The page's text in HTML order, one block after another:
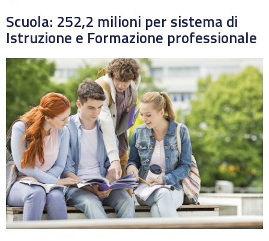
Scuola: 252,2 milioni per sistema di
Istruzione e Formazione professionale